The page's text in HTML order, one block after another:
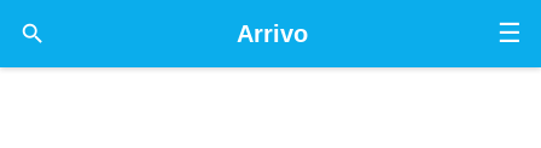
☰
Arrivo
